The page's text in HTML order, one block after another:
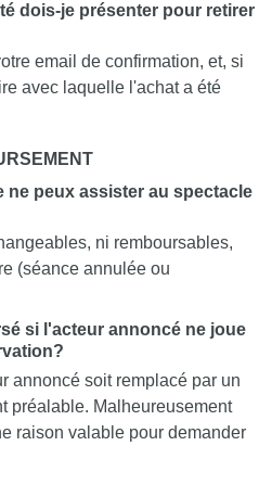
dois-je présenter pour retirer
email de confirmation, et, si
avec laquelle l'achat a été
ne peux assister au spectacle
ni remboursables,
(séance annulée ou
si l'acteur annoncé ne joue
annoncé soit remplacé par un
préalable. Malheureusement
raison valable pour demander